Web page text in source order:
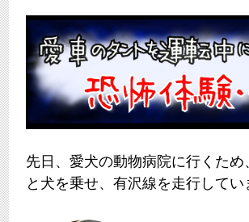
先日、愛犬の動物病院に行くため
と犬を乗せ、有沢線を走行してい